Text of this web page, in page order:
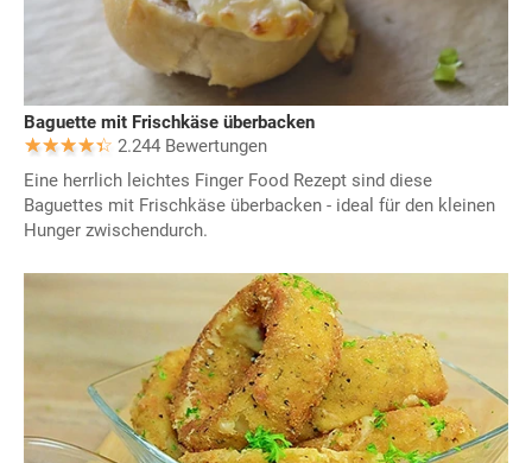
Baguette mit Frischkäse überbacken
2.244 Bewertungen
Eine herrlich leichtes Finger Food Rezept sind diese
Baguettes mit Frischkäse überbacken - ideal für den kleinen
Hunger zwischendurch.